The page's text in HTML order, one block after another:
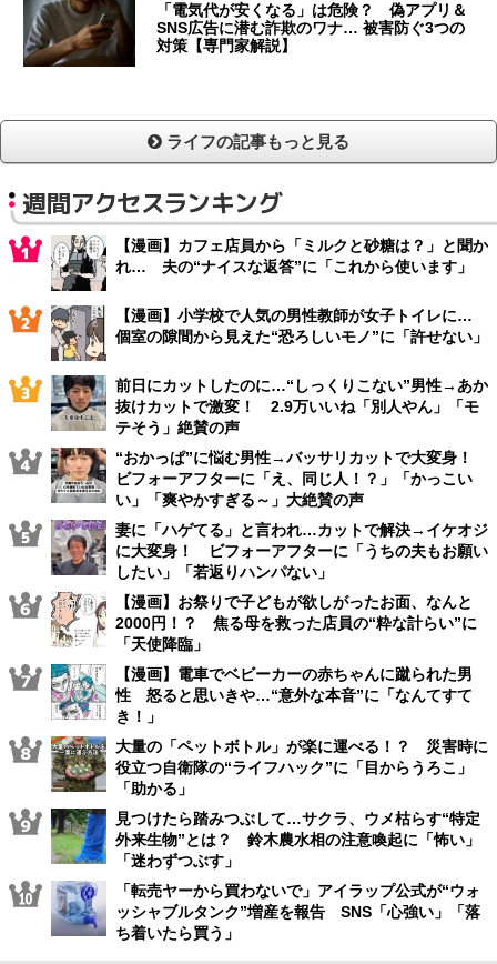
「電気代が安くなる」は危険？ 偽アプリ＆
SNS広告に潜む詐欺のワナ… 被害防ぐ3つの
対策【専門家解説】
ライフの記事もっと見る
週間アクセスランキング
【漫画】カフェ店員から「ミルクと砂糖は？」と聞か
れ… 夫の“ナイスな返答”に「これから使います」
【漫画】小学校で人気の男性教師が女子トイレに…
個室の隙間から見えた“恐ろしいモノ”に「許せない」
前日にカットしたのに…“しっくりこない”男性→あか
抜けカットで激変！ 2.9万いいね「別人やん」「モ
テそう」絶賛の声
“おかっぱ”に悩む男性→バッサリカットで大変身！
ビフォーアフターに「え、同じ人！？」「かっこい
い」「爽やかすぎる～」大絶賛の声
妻に「ハゲてる」と言われ…カットで解決→イケオジ
に大変身！ ビフォーアフターに「うちの夫もお願い
したい」「若返りハンパない」
【漫画】お祭りで子どもが欲しがったお面、なんと
2000円！？ 焦る母を救った店員の“粋な計らい”に
「天使降臨」
【漫画】電車でベビーカーの赤ちゃんに蹴られた男
性 怒ると思いきや…“意外な本音”に「なんてすて
き！」
大量の「ペットボトル」が楽に運べる！？ 災害時に
役立つ自衛隊の“ライフハック”に「目からうろこ」
「助かる」
見つけたら踏みつぶして…サクラ、ウメ枯らす“特定
外来生物”とは？ 鈴木農水相の注意喚起に「怖い」
「迷わずつぶす」
「転売ヤーから買わないで」アイラップ公式が“ウォ
ッシャブルタンク”増産を報告 SNS「心強い」「落
ち着いたら買う」